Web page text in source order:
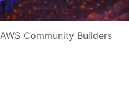
AWS Community Builders